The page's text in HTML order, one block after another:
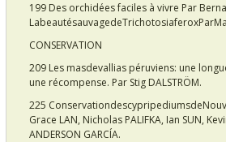
199 Des orchidées faciles à vivre Par
CONSERVATION
209 Les masdevallias péruviens: une
une récompense. Par Stig DALSTRÖM.
225
Grace LAN, Nicholas PALIFKA, Ian SUN,
ANDERSON GARCÍA.